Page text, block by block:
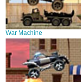
War Machine